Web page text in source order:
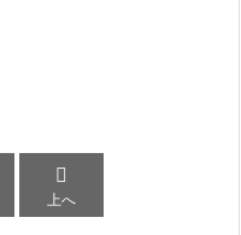

上へ